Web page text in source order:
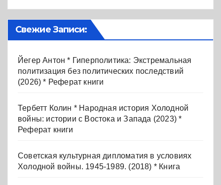
Свежие Записи:
Йегер Антон * Гиперполитика: Экстремальная
политизация без политических последствий
(2026) * Реферат книги
Тербетт Колин * Народная история Холодной
войны: истории с Востока и Запада (2023) *
Реферат книги
Советская культурная дипломатия в условиях
Холодной войны. 1945-1989. (2018) * Книга